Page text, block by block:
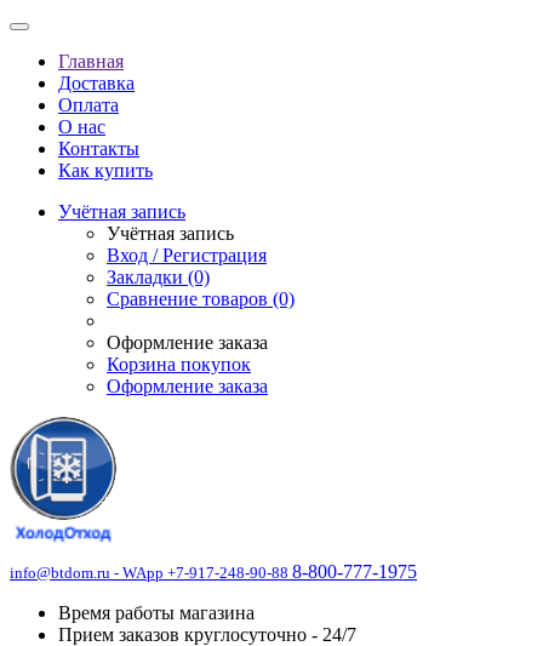
Главная
Доставка
Оплата
О нас
Контакты
Как купить
Учётная запись
Учётная запись
Вход / Регистрация
Закладки (0)
Сравнение товаров (0)
Оформление заказа
Корзина покупок
Оформление заказа
info@btdom.ru - WApp +7-917-248-90-88 8-800-777-1975
Время работы магазина
Прием заказов круглосуточно - 24/7